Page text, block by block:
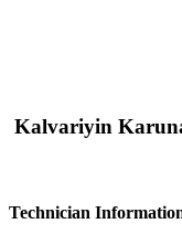
Kalvariyin
Technician